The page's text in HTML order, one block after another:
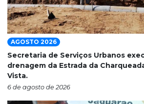
AGOSTO 2026
Secretaria de Serviços Urbanos
drenagem da Estrada da
Vista.
6 de agosto de 2026